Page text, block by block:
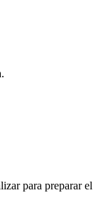
para preparar el